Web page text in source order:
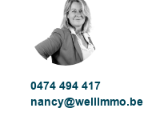
0474 494 417
nancy@wellimmo.be